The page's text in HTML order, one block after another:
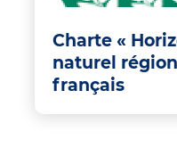
Charte «
naturel
français